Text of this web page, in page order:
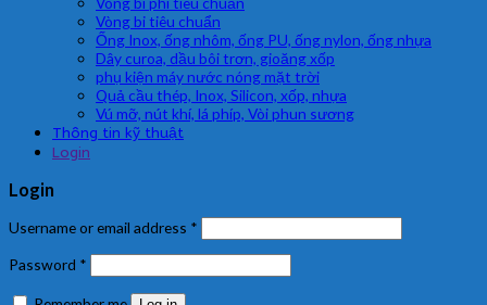
Vòng bi tiêu chuẩn
Ống Inox, ống nhôm, ống PU, ống nylon, ống nhựa
Dây curoa, dầu bôi trơn, gioăng xốp
phụ kiện máy nước nóng mặt trời
Quả cầu thép, Inox, Silicon, xốp, nhựa
Vú mỡ, nút khí, lá phíp, Vòi phun sương
Thông tin kỹ thuật
Login
Login
Username or email address *
Password *